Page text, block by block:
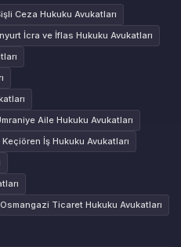
Ceza Hukuku Avukatları
İcra ve İflas Hukuku Avukatları
Aile Hukuku Avukatları
Keçiören İş Hukuku Avukatları
Osmangazi Ticaret Hukuku Avukatları